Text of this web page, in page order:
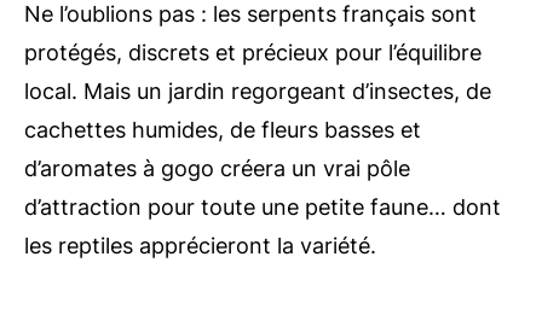
Ne l’oublions pas : les serpents français sont
protégés, discrets et précieux pour l’équilibre
local. Mais un jardin regorgeant d’insectes, de
cachettes humides, de fleurs basses et
d’aromates à gogo créera un vrai pôle
d’attraction pour toute une petite faune… dont
les reptiles apprécieront la variété.